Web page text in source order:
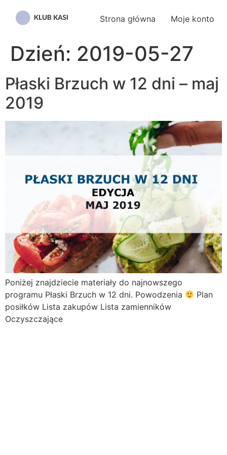
Strona główna Moje konto
Dzień: 2019-05-27
Płaski Brzuch w 12 dni – maj
2019
Poniżej znajdziecie materiały do najnowszego
programu Płaski Brzuch w 12 dni. Powodzenia
Plan
posiłków Lista zakupów Lista zamienników
Oczyszczające